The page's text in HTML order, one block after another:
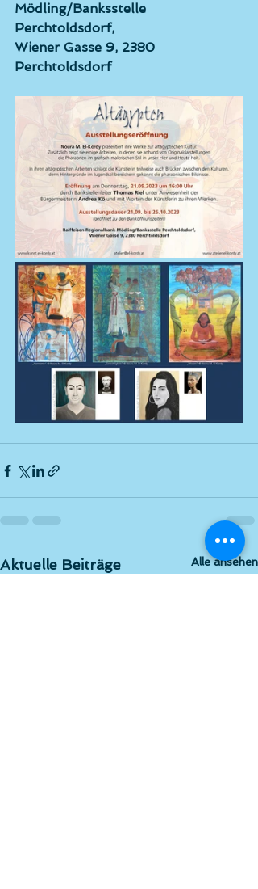
Mödling/Banksstelle
Perchtoldsdorf,
Wiener Gasse 9, 2380
Perchtoldsdorf
Aktuelle Beiträge Alle ansehen